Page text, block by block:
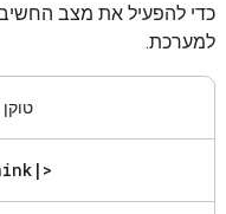
כדי להפעיל את מצב
למערכת.
| >